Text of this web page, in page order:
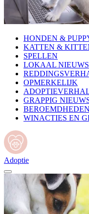
HONDEN &
KATTEN &
SPELLEN
LOKAAL NIEUWS
OPMERKELIJK
GRAPPIG
BEROEMDHEDEN
WINACTIES EN
Adoptie